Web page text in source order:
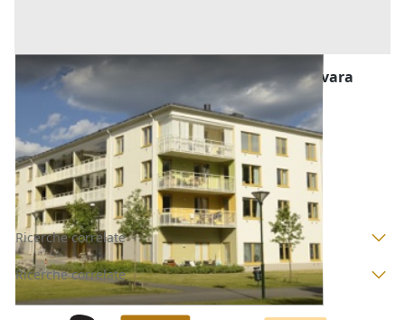
Abitazione di Tipo Economico all'asta a Novara
Suno (Novara)
Offerta minima
25.350 € 33.800 €
Codice asta: AI1445752
Asta chiusa
Ricerche correlate
Ricerche correlate